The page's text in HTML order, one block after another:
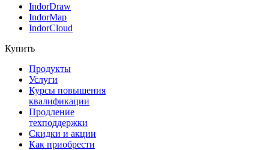
IndorDraw
IndorMap
IndorCloud
Купить
Продукты
Услуги
Курсы повышения
квалификации
Продление
техподдержки
Скидки и акции
Как приобрести